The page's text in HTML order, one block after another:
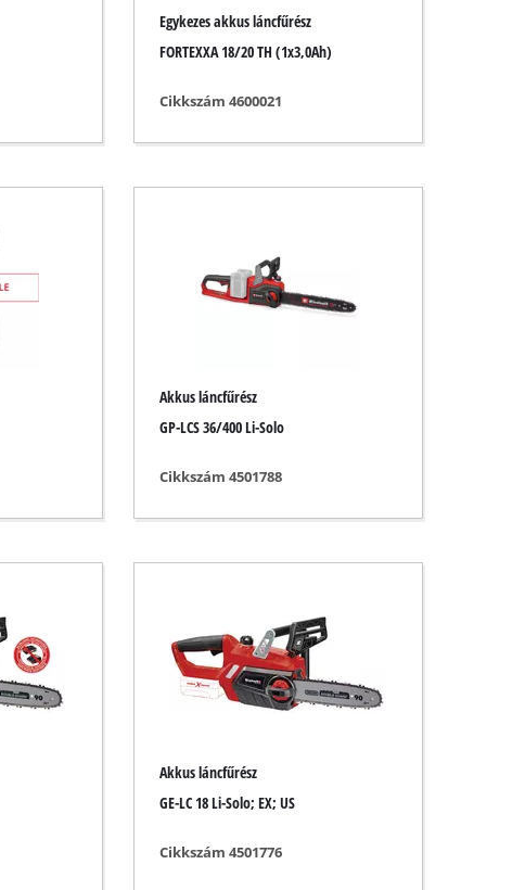
Egykezes akkus láncfűrész
FORTEXXA 18/20 TH (1x3,0Ah)
Cikkszám 4600021
Akkus láncfűrész
GP-LCS 36/400 Li-Solo
Cikkszám 4501788
Akkus láncfűrész
GE-LC 18 Li-Solo; EX; US
Cikkszám 4501776